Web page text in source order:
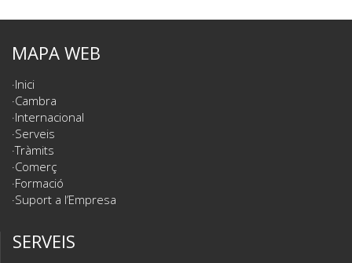
MAPA WEB
Inici
Cambra
Internacional
Serveis
Tràmits
Comerç
Formació
Suport a l’Empresa
SERVEIS